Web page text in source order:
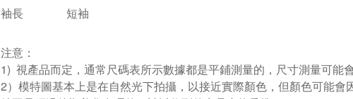
袖長
短袖
注意：
1) 視產品而定，通常尺碼表所示數據都是平鋪測量的，尺寸測量可能
2）模特圖基本上是在自然光下拍攝，以接近實際顏色，但顏色可能